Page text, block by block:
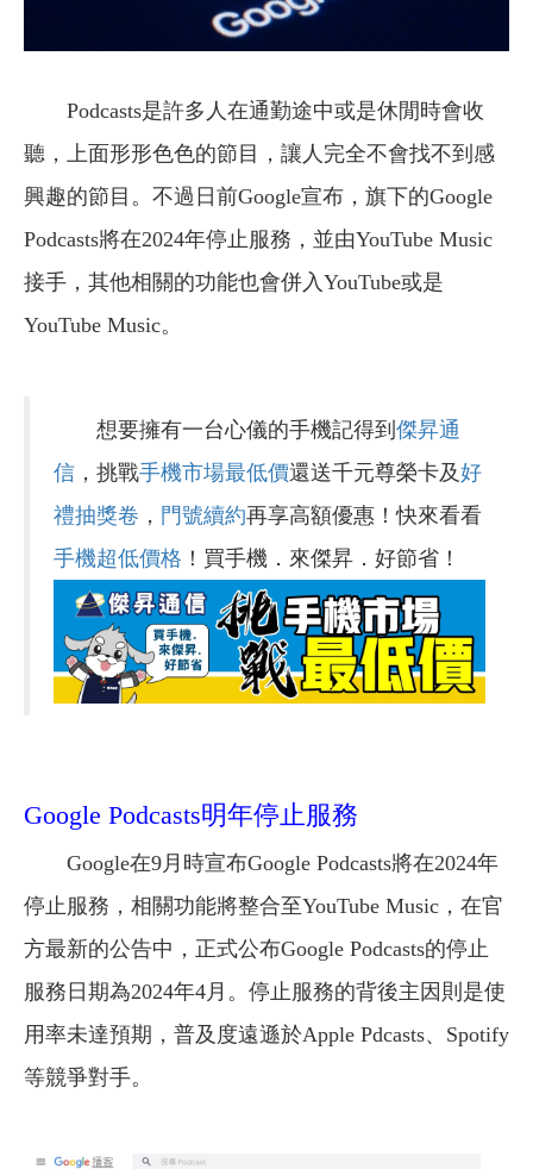
Podcasts是許多人在通勤途中或是休閒時會收
聽，上面形形色色的節目，讓人完全不會找不到感
興趣的節目。不過日前Google宣布，旗下的Google
Podcasts將在2024年停止服務，並由YouTube Music
接手，其他相關的功能也會併入YouTube或是
YouTube Music。
想要擁有一台心儀的手機記得到 傑昇通
信 ，挑戰手機市場最低價還送千元尊榮卡及好
禮抽獎卷 ， 門號續約再享高額優惠！快來看看
手機超低價格 ！買手機．來傑昇．好節省！
Google Podcasts明年停止服務
Google在9月時宣布Google Podcasts將在2024年
停止服務，相關功能將整合至YouTube Music，在官
方最新的公告中，正式公布Google Podcasts的停止
服務日期為2024年4月。停止服務的背後主因則是使
用率未達預期，普及度遠遜於Apple Pdcasts、Spotify
等競爭對手。